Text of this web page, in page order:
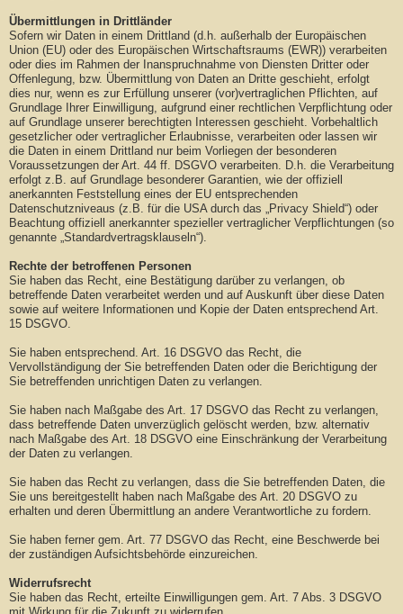
Übermittlungen in Drittländer
Sofern wir Daten in einem Drittland (d.h. außerhalb der Europäischen
Union (EU) oder des Europäischen Wirtschaftsraums (EWR)) verarbeiten
oder dies im Rahmen der Inanspruchnahme von Diensten Dritter oder
Offenlegung, bzw. Übermittlung von Daten an Dritte geschieht, erfolgt
dies nur, wenn es zur Erfüllung unserer (vor)vertraglichen Pflichten, auf
Grundlage Ihrer Einwilligung, aufgrund einer rechtlichen Verpflichtung oder
auf Grundlage unserer berechtigten Interessen geschieht. Vorbehaltlich
gesetzlicher oder vertraglicher Erlaubnisse, verarbeiten oder lassen wir
die Daten in einem Drittland nur beim Vorliegen der besonderen
Voraussetzungen der Art. 44 ff. DSGVO verarbeiten. D.h. die Verarbeitung
erfolgt z.B. auf Grundlage besonderer Garantien, wie der offiziell
anerkannten Feststellung eines der EU entsprechenden
Datenschutzniveaus (z.B. für die USA durch das „Privacy Shield“) oder
Beachtung offiziell anerkannter spezieller vertraglicher Verpflichtungen (so
genannte „Standardvertragsklauseln“).
Rechte der betroffenen Personen
Sie haben das Recht, eine Bestätigung darüber zu verlangen, ob
betreffende Daten verarbeitet werden und auf Auskunft über diese Daten
sowie auf weitere Informationen und Kopie der Daten entsprechend Art.
15 DSGVO.
Sie haben entsprechend. Art. 16 DSGVO das Recht, die
Vervollständigung der Sie betreffenden Daten oder die Berichtigung der
Sie betreffenden unrichtigen Daten zu verlangen.
Sie haben nach Maßgabe des Art. 17 DSGVO das Recht zu verlangen,
dass betreffende Daten unverzüglich gelöscht werden, bzw. alternativ
nach Maßgabe des Art. 18 DSGVO eine Einschränkung der Verarbeitung
der Daten zu verlangen.
Sie haben das Recht zu verlangen, dass die Sie betreffenden Daten, die
Sie uns bereitgestellt haben nach Maßgabe des Art. 20 DSGVO zu
erhalten und deren Übermittlung an andere Verantwortliche zu fordern.
Sie haben ferner gem. Art. 77 DSGVO das Recht, eine Beschwerde bei
der zuständigen Aufsichtsbehörde einzureichen.
Widerrufsrecht
Sie haben das Recht, erteilte Einwilligungen gem. Art. 7 Abs. 3 DSGVO